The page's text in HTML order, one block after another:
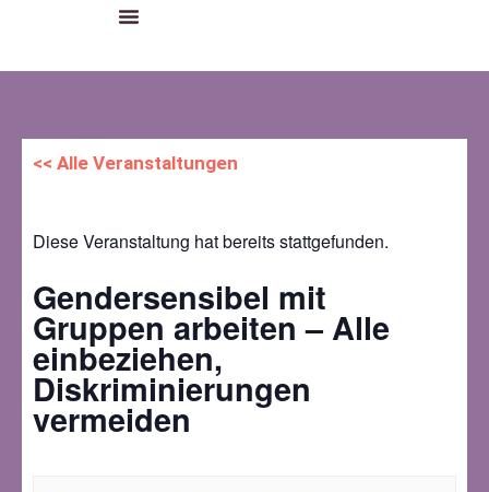
<< Alle Veranstaltungen
Diese Veranstaltung hat bereits stattgefunden.
Gendersensibel mit
Gruppen arbeiten – Alle
einbeziehen,
Diskriminierungen
vermeiden